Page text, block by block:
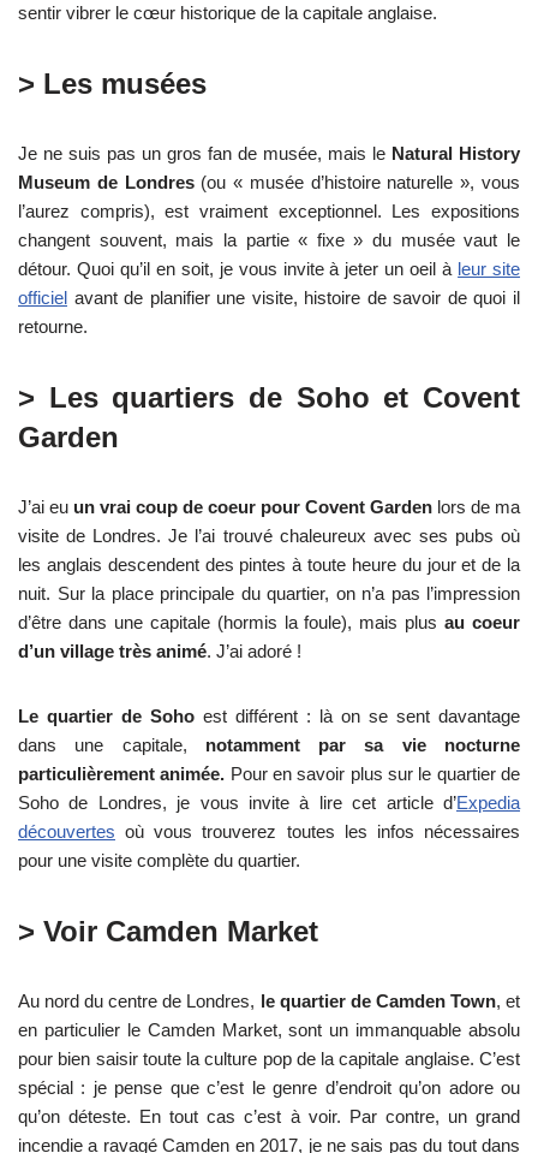
sentir vibrer le cœur historique de la capitale anglaise.
> Les musées
Je ne suis pas un gros fan de musée, mais le Natural History
Museum de Londres(ou « musée d’histoire naturelle », vous
l’aurez compris), est vraiment exceptionnel. Les expositions
changent souvent, mais la partie « fixe » du musée vaut le
détour. Quoi qu’il en soit, je vous invite à jeter un oeil à leur site
officiel avant de planifier une visite, histoire de savoir de quoi il
retourne.
> Les quartiers de Soho et Covent
Garden
J’ai eu un vrai coup de coeur pour Covent Garden lors de ma
visite de Londres. Je l’ai trouvé chaleureux avec ses pubs où
les anglais descendent des pintes à toute heure du jour et de la
nuit. Sur la place principale du quartier, on n’a pas l’impression
d’être dans une capitale (hormis la foule), mais plus au coeur
d’un village très animé. J’ai adoré !
Le quartier de Soho est différent : là on se sent davantage
dans une capitale, notamment par sa vie nocturne
particulièrement animée. Pour en savoir plus sur le quartier de
Soho de Londres, je vous invite à lire cet article d’Expedia
découvertes où vous trouverez toutes les infos nécessaires
pour une visite complète du quartier.
> Voir Camden Market
Au nord du centre de Londres, le quartier de Camden Town, et
en particulier le Camden Market, sont un immanquable absolu
pour bien saisir toute la culture pop de la capitale anglaise. C’est
spécial : je pense que c’est le genre d’endroit qu’on adore ou
qu’on déteste. En tout cas c’est à voir. Par contre, un grand
incendie a ravagé Camden en 2017, je ne sais pas du tout dans